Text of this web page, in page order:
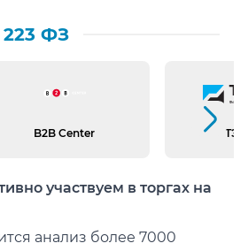
223 ФЗ
B2B CenterСледующий слайд
участвуем в торгах на
анализ более 7000